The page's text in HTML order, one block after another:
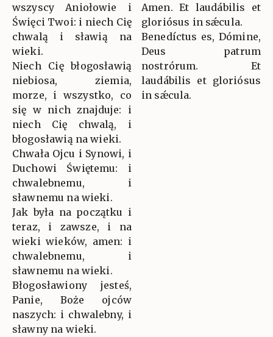
wszyscy Aniołowie i
Święci Twoi: i niech Cię
chwalą i sławią na
wieki.
Niech Cię błogosławią
niebiosa, ziemia,
morze, i wszystko, co
się w nich znajduje: i
niech Cię chwalą, i
błogosławią na wieki.
Chwała Ojcu i Synowi, i
Duchowi Świętemu: i
chwalebnemu, i
sławnemu na wieki.
Jak była na początku i
teraz, i zawsze, i na
wieki wieków, amen: i
chwalebnemu, i
sławnemu na wieki.
Błogosławiony jesteś,
Panie, Boże ojców
naszych: i chwalebny, i
sławny na wieki.
Amen. Et laudábilis et
gloriósus in sǽcula.
Benedíctus es, Dómine,
Deus patrum
nostrórum. Et
laudábilis et gloriósus
in sǽcula.